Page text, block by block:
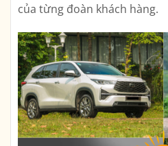
của từng đoàn khách hàng.